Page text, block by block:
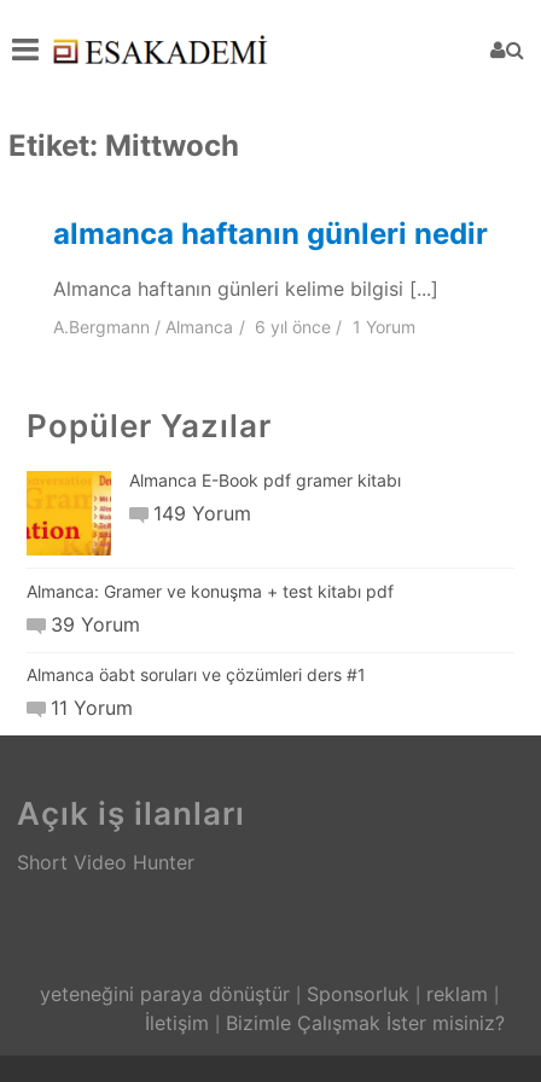
Etiket: Mittwoch
almanca haftanın günleri nedir
Almanca haftanın günleri kelime bilgisi [...]
A.Bergmann Almanca 6 yılönce 1 Yorum
Popüler Yazılar
Almanca E-Book pdf gramer kitabı
149 Yorum
Almanca: Gramer ve konuşma + test kitabı pdf
39 Yorum
Almanca öabt soruları ve çözümleri ders #1
11 Yorum
Açık iş ilanları
Short Video Hunter
yeteneğini paraya dönüştür Sponsorluk
reklam
İletişim
Bizimle Çalışmak İster misiniz?